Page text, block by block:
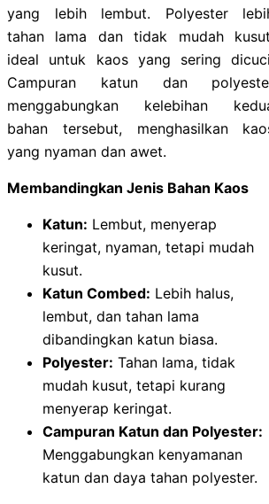
yang lebih lembut. Polyester
tahan lama dan tidak mudah
ideal untuk kaos yang sering
Campuran katun dan
menggabungkan kelebihan
bahan tersebut, menghasilkan
yang nyaman dan awet.
Membandingkan Jenis Bahan Kaos
Katun: Lembut, menyerap
keringat, nyaman, tetapi mudah
kusut.
Katun Combed: Lebih halus,
lembut, dan tahan lama
dibandingkan katun biasa.
Polyester: Tahan lama, tidak
mudah kusut, tetapi kurang
menyerap keringat.
Campuran Katun dan Polyester:
Menggabungkan kenyamanan
katun dan daya tahan polyester.